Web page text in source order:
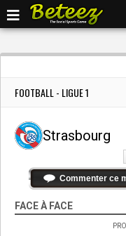
FOOTBALL - LIGUE 1
Strasbourg
Commenter ce
FACE À FACE